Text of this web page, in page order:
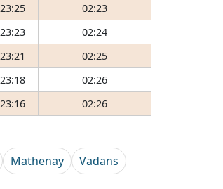
23:25
02:23
23:23
02:24
23:21
02:25
23:18
02:26
23:16 02:26
Mathenay
Vadans